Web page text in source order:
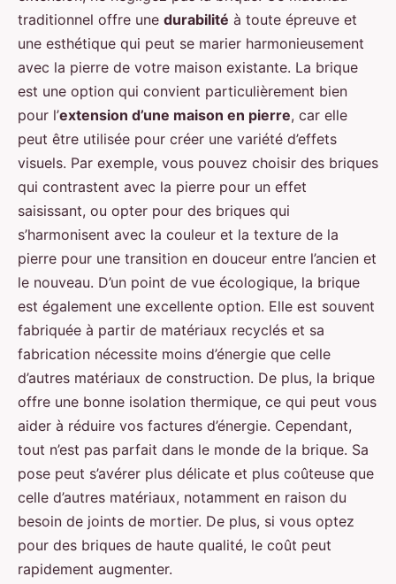
traditionnel offre une durabilité à toute épreuve et
une esthétique qui peut se marier harmonieusement
avec la pierre de votre maison existante. La brique
est une option qui convient particulièrement bien
pour l’extension d’une maison en pierre, car elle
peut être utilisée pour créer une variété d’effets
visuels. Par exemple, vous pouvez choisir des briques
qui contrastent avec la pierre pour un effet
saisissant, ou opter pour des briques qui
s’harmonisent avec la couleur et la texture de la
pierre pour une transition en douceur entre l’ancien et
le nouveau. D’un point de vue écologique, la brique
est également une excellente option. Elle est souvent
fabriquée à partir de matériaux recyclés et sa
fabrication nécessite moins d’énergie que celle
d’autres matériaux de construction. De plus, la brique
offre une bonne isolation thermique, ce qui peut vous
aider à réduire vos factures d’énergie. Cependant,
tout n’est pas parfait dans le monde de la brique. Sa
pose peut s’avérer plus délicate et plus coûteuse que
celle d’autres matériaux, notamment en raison du
besoin de joints de mortier. De plus, si vous optez
pour des briques de haute qualité, le coût peut
rapidement augmenter.